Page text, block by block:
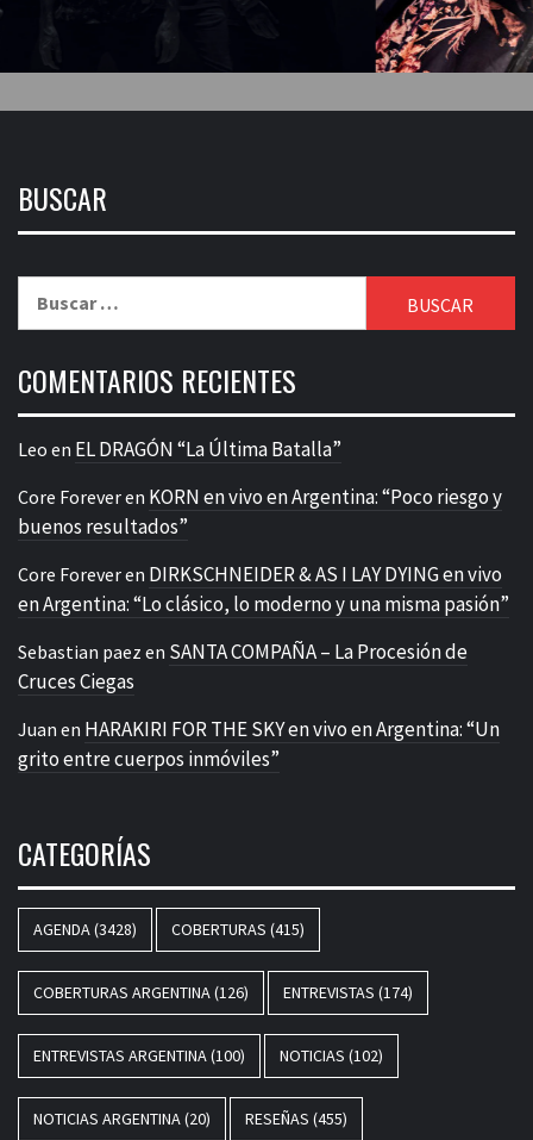
BUSCAR
COMENTARIOS RECIENTES
Leo en EL DRAGÓN “La Última Batalla”
Core Foreveren KORN en vivo en Argentina: “Poco riesgo y
buenos resultados”
Core Foreveren DIRKSCHNEIDER & AS I LAY DYING en vivo
en Argentina: “Lo clásico, lo moderno y una misma pasión”
Sebastian paez en SANTA COMPAÑA – La Procesión de
Cruces Ciegas
Juan en HARAKIRI FOR THE SKY en vivo en Argentina: “Un
grito entre cuerpos inmóviles”
CATEGORÍAS
AGENDA(3428) COBERTURAS (415)
COBERTURAS ARGENTINA(126) ENTREVISTAS (174)
ENTREVISTAS ARGENTINA(100) NOTICIAS (102)
NOTICIAS ARGENTINA(20) RESEÑAS (455)